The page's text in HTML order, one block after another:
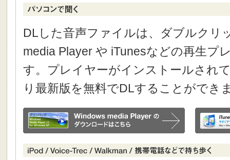
DLした音声ファイルは、ダブルクリ
media Player や iTunesなどの再生プ
す。プレイヤーがインストールされ
り最新版を無料でDLすることができ